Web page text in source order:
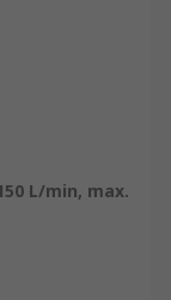
L/min, max.